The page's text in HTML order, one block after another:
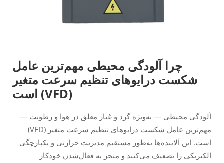
چرا آلودگی محیطی مهم‌ترین عامل
شکست درایوهای تنظیم سرعت متغیر
(VFD) است
آلودگی محیطی — به‌ویژه گرد و غبار معلق در هوا و رطوبت —
مهم‌ترین عامل شکست درایوهای تنظیم سرعت متغیر (VFD)
است. این آلاینده‌ها به‌طور مستقیم مدیریت حرارتی و یکپارچگی
الکتریکی را تضعیف می‌کنند و منجر به فعال‌شدن خودکار